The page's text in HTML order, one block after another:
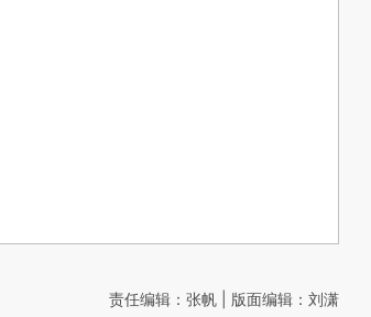
责任编辑：张帆 | 版面编辑：刘潇